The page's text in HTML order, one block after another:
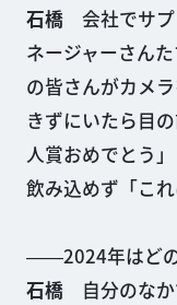
石橋会社でサプ
ネージャーさん
の皆さんがカメ
きずにいたら目
人賞おめでとう
飲み込めず「こ
――2024年はどの
石橋自分のなか